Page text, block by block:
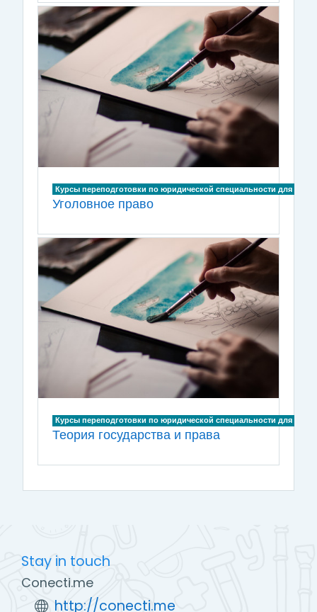
Курсы переподготовки по юридической специальности для
Уголовное право
Курсы переподготовки по юридической специальности для
Теория государства и права
Stay in touch
Conecti.me
http://conecti.me